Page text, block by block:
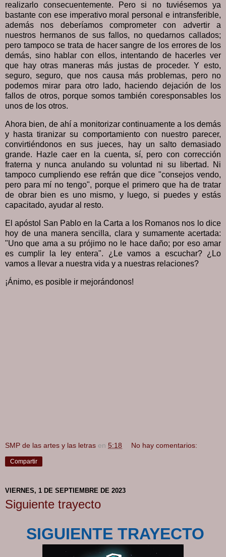
realizarlo consecuentemente. Pero si no tuviésemos ya
bastante con ese imperativo moral personal e intransferible,
además nos deberíamos comprometer con advertir a
nuestros hermanos de sus fallos, no quedarnos callados;
pero tampoco se trata de hacer sangre de los errores de los
demás, sino hablar con ellos, intentando de hacerles ver
que hay otras maneras más justas de proceder. Y esto,
seguro, seguro, que nos causa más problemas, pero no
podemos mirar para otro lado, haciendo dejación de los
fallos de otros, porque somos también coresponsables los
unos de los otros.
Ahora bien, de ahí a monitorizar continuamente a los demás
y hasta tiranizar su comportamiento con nuestro parecer,
convirtiéndonos en sus jueces, hay un salto demasiado
grande. Hazle caer en la cuenta, sí, pero con corrección
fraterna y nunca anulando su voluntad ni su libertad. Ni
tampoco cumpliendo ese refrán que dice "consejos vendo,
pero para mí no tengo", porque el primero que ha de tratar
de obrar bien es uno mismo, y luego, si puedes y estás
capacitado, ayudar al resto.
El apóstol San Pablo en la Carta a los Romanos nos lo dice
hoy de una manera sencilla, clara y sumamente acertada:
"Uno que ama a su prójimo no le hace daño; por eso amar
es cumplir la ley entera". ¿Le vamos a escuchar? ¿Lo
vamos a llevar a nuestra vida y a nuestras relaciones?
¡Ánimo, es posible ir mejorándonos!
SMP de las artes y las letras en 5:18 No hay comentarios:
Compartir
VIERNES, 1 DE SEPTIEMBRE DE 2023
Siguiente trayecto
SIGUIENTE TRAYECTO